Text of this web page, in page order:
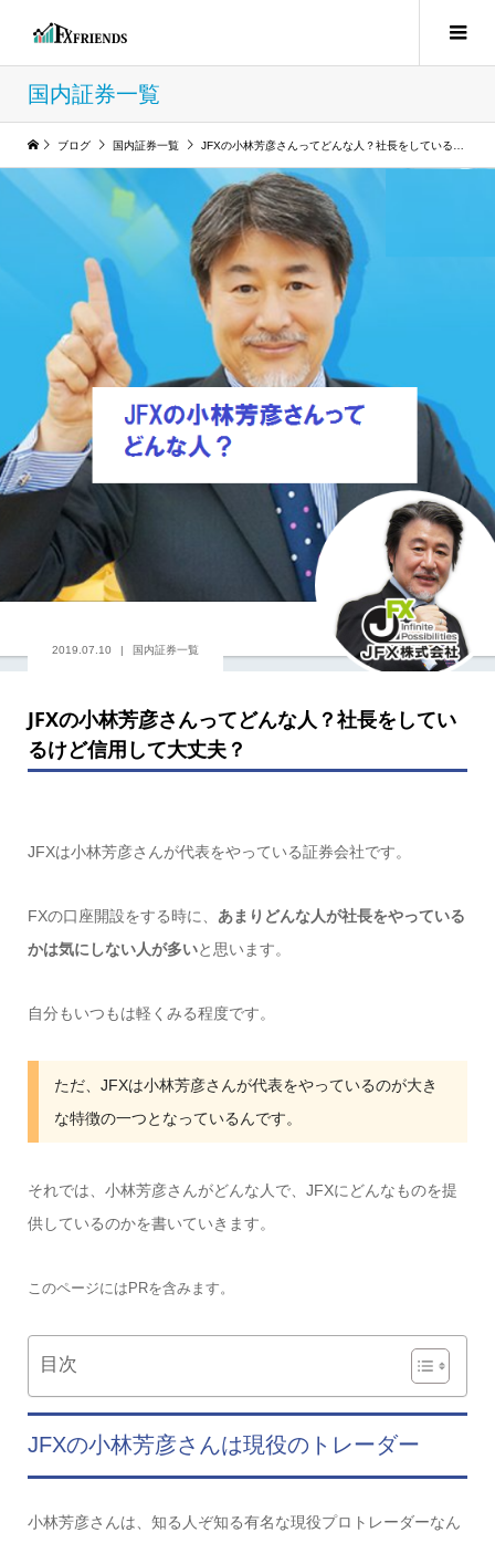
国内証券一覧
ブログ 国内証券一覧 JFXの小林芳彦さんってどんな人？社長をしているけど信用して大丈夫？
2019.07.10 国内証券一覧
JFXの小林芳彦さんってどんな人？社長をしてい
るけど信用して大丈夫？
JFXは小林芳彦さんが代表をやっている証券会社です。
FXの口座開設をする時に、 あまりどんな人が社長をやっている
かは気にしない人が多いと思います。
自分もいつもは軽くみる程度です。
ただ、JFXは小林芳彦さんが代表をやっているのが大き
な特徴の一つとなっているんです。
それでは、小林芳彦さんがどんな人で、JFXにどんなものを提
供しているのかを書いていきます。
このページにはPRを含みます。
目次
JFXの小林芳彦さんは現役のトレーダー
小林芳彦さんは、知る人ぞ知る有名な現役プロトレーダーなん